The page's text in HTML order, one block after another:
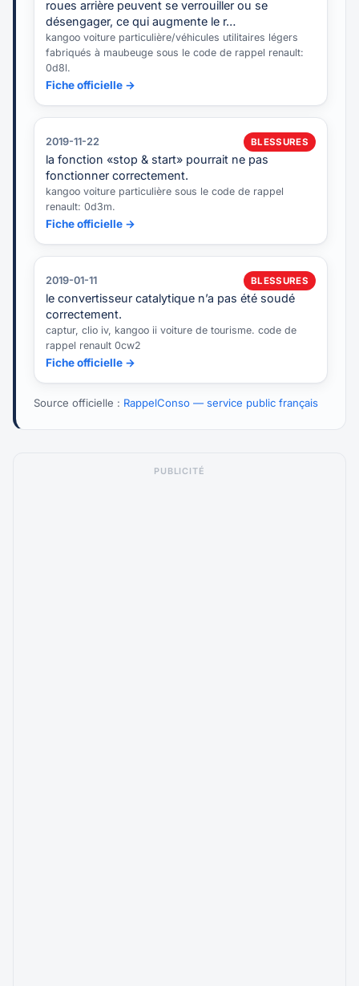
roues arrière peuvent se verrouiller ou se
désengager, ce qui augmente le r…
kangoo voiture particulière/véhicules utilitaires légers
fabriqués à maubeuge sous le code de rappel renault:
0d8l.
Fiche officielle →
2019-11-22 BLESSURES
la fonction «stop & start» pourrait ne pas
fonctionner correctement.
kangoo voiture particulière sous le code de rappel
renault: 0d3m.
Fiche officielle →
2019-01-11 BLESSURES
le convertisseur catalytique n’a pas été soudé
correctement.
captur, clio iv, kangoo ii voiture de tourisme. code de
rappel renault 0cw2
Fiche officielle →
Source officielle : RappelConso — service public français
PUBLICITÉ